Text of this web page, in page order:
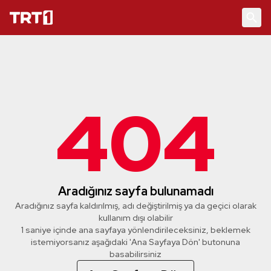
404
Aradığınız sayfa bulunamadı
Aradığınız sayfa kaldırılmış, adı değiştirilmiş ya da geçici olarak
kullanım dışı olabilir
1 saniye içinde ana sayfaya yönlendirileceksiniz, beklemek
istemiyorsanız aşağıdaki 'Ana Sayfaya Dön' butonuna
basabilirsiniz